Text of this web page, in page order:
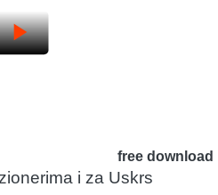
play_arrow
free download
i za Uskrs